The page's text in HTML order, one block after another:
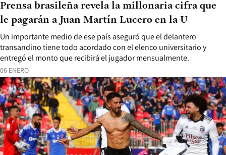
06 ENERO
Un importante medio de ese país aseguró que el delantero
transandino tiene todo acordado con el elenco universitario y
entregó el monto que recibirá el jugador mensualmente.
Prensa brasileña revela la millonaria cifra que
le pagarán a Juan Martín Lucero en la U